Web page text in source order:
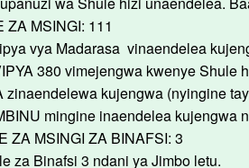
ZA MSINGI: 111
vya Madarasa vinaendelea
380 vimejengwa kwenye Shule
zinaendelewa kujengwa (nyingine
mingine inaendelea kujengwa
ZA MSINGI ZA BINAFSI: 3
za Binafsi 3 ndani ya Jimbo letu.